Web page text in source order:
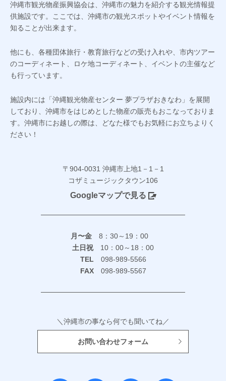
沖縄市観光物産振興協会は、沖縄市の魅力を紹介する観光情報提
供施設です。ここでは、沖縄市の観光スポットやイベント情報を
知ることが出来ます。
他にも、各種団体旅行・教育旅行などの受け入れや、市内ツアー
のコーディネート、ロケ地コーディネート、イベントの主催など
も行っています。
施設内には「沖縄観光物産センター 夢プラザおきなわ」を展開
しており、沖縄市をはじめとした物産の販売もおこなっておりま
す。沖縄市にお越しの際は、どなた様でもお気軽にお立ちよりく
ださい！
〒904-0031 沖縄市上地1－1－1
コザミュージックタウン106
Googleマップで見る
月〜金 8：30～19：00
土日祝10：00～18：00
TEL 098-989-5566
FAX098-989-5567
＼沖縄市の事なら何でも聞いてね／
お問い合わせフォーム